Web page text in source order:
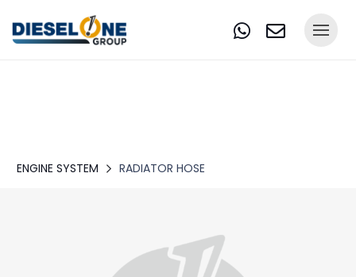
ENGINE SYSTEM RADIATOR HOSE